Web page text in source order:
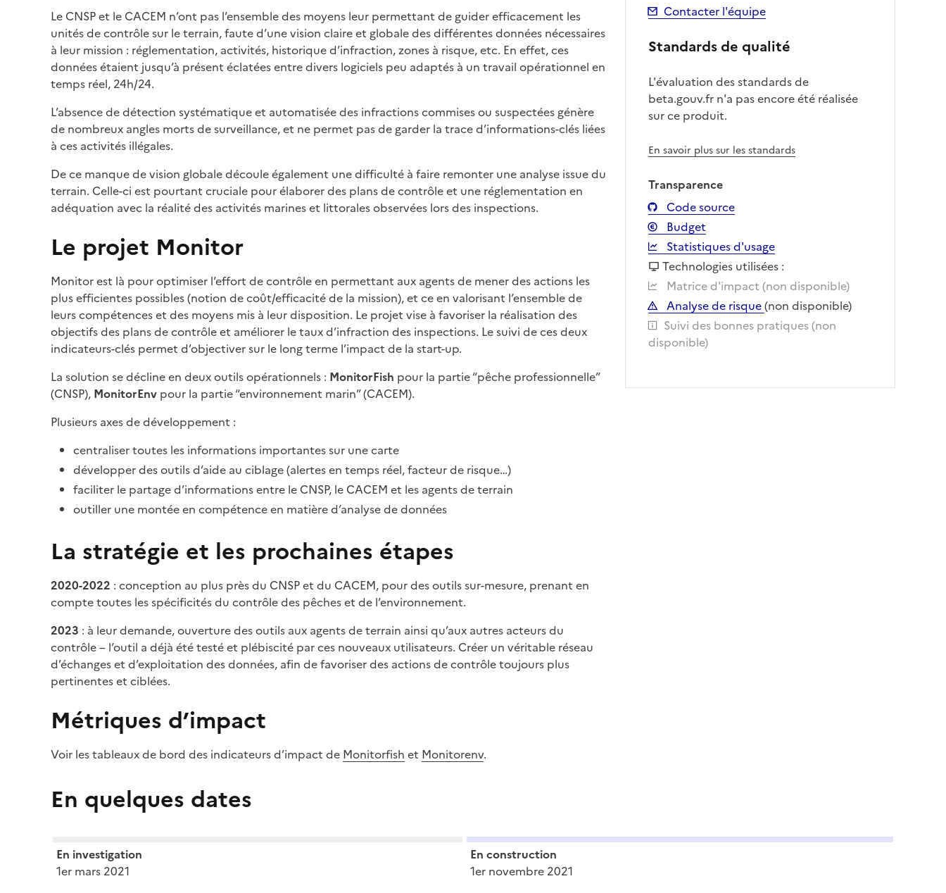
Le CNSP et le CACEM n’ont pas l’ensemble des moyens leur permettant de guider efficacement les
unités de contrôle sur le terrain, faute d’une vision claire et globale des différentes données nécessaires
à leur mission : réglementation, activités, historique d’infraction, zones à risque, etc. En effet, ces
données étaient jusqu’à présent éclatées entre divers logiciels peu adaptés à un travail opérationnel en
temps réel, 24h/24.
L’absence de détection systématique et automatisée des infractions commises ou suspectées génère
de nombreux angles morts de surveillance, et ne permet pas de garder la trace d’informations-clés liées
à ces activités illégales.
De ce manque de vision globale découle également une difficulté à faire remonter une analyse issue du
terrain. Celle-ci est pourtant cruciale pour élaborer des plans de contrôle et une réglementation en
adéquation avec la réalité des activités marines et littorales observées lors des inspections.
Le projet Monitor
Monitor est là pour optimiser l’effort de contrôle en permettant aux agents de mener des actions les
plus efficientes possibles (notion de coût/efficacité de la mission), et ce en valorisant l’ensemble de
leurs compétences et des moyens mis à leur disposition. Le projet vise à favoriser la réalisation des
objectifs des plans de contrôle et améliorer le taux d’infraction des inspections. Le suivi de ces deux
indicateurs-clés permet d’objectiver sur le long terme l’impact de la start-up.
La solution se décline en deux outils opérationnels : MonitorFish pour la partie “pêche professionnelle”
(CNSP), MonitorEnv pour la partie “environnement marin” (CACEM).
Plusieurs axes de développement :
centraliser toutes les informations importantes sur une carte
développer des outils d’aide au ciblage (alertes en temps réel, facteur de risque…)
faciliter le partage d’informations entre le CNSP, le CACEM et les agents de terrain
outiller une montée en compétence en matière d’analyse de données
La stratégie et les prochaines étapes
2020-2022 : conception au plus près du CNSP et du CACEM, pour des outils sur-mesure, prenant en
compte toutes les spécificités du contrôle des pêches et de l’environnement.
2023 : à leur demande, ouverture des outils aux agents de terrain ainsi qu’aux autres acteurs du
contrôle – l’outil a déjà été testé et plébiscité par ces nouveaux utilisateurs. Créer un véritable réseau
d’échanges et d’exploitation des données, afin de favoriser des actions de contrôle toujours plus
pertinentes et ciblées.
Métriques d’impact
Voir les tableaux de bord des indicateurs d’impact de Monitorfish et Monitorenv.
Contacter l'équipe
Standards de qualité
L'évaluation des standards de
beta.gouv.fr n'a pas encore été réalisée
sur ce produit.
En savoir plus sur les standards
Transparence
Code source
Budget
Statistiques d'usage
Technologies utilisées :
Matrice d'impact (non disponible)
Analyse de risque(non disponible)
Suivi des bonnes pratiques (non
disponible)
En quelques dates
En investigation
1er mars 2021
En construction
1er novembre 2021